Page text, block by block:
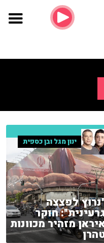
ינון מגל ובן כספית
לפצצה
חוקר
מזהיר מכוונות